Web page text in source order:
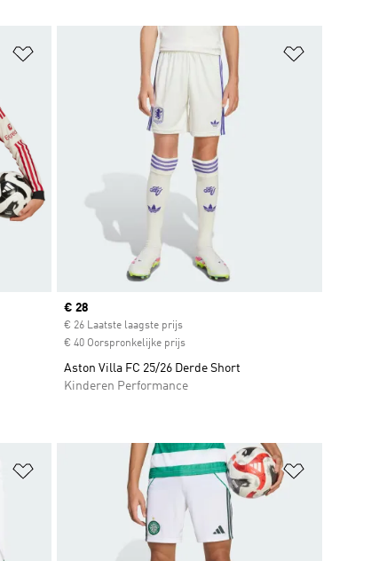
Op verlanglijst zetten
Current price
€ 28
€ 26 Laatste laagste prijs
€ 40 Oorspronkelijke prijs
Aston Villa FC 25/26 Derde Short
Kinderen Performance
Op verlanglijst zetten